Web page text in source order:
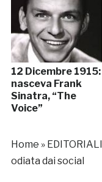
12 Dicembre 1915:
nasceva Frank
Sinatra, “The
Voice”
Home » EDITORIALI
odiata dai social